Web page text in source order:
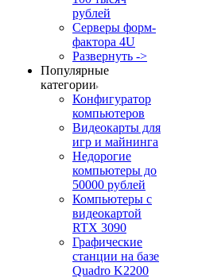
рублей
Серверы форм-
фактора 4U
Развернуть ->
Популярные
категории
Конфигуратор
компьютеров
Видеокарты для
игр и майнинга
Недорогие
компьютеры до
50000 рублей
Компьютеры с
видеокартой
RTX 3090
Графические
станции на базе
Quadro K2200